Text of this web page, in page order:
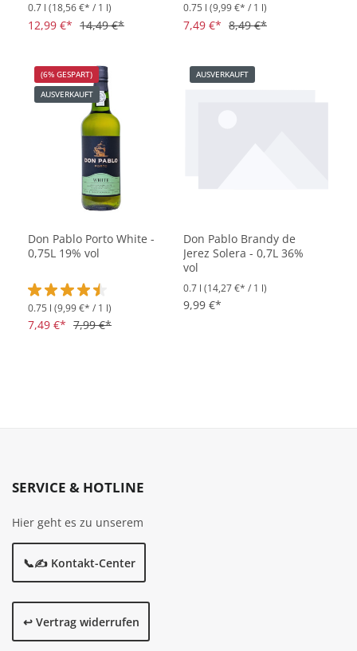
Durchschnittliche Bewertung von 4.9 von 5 Sternen
0.7 l (18,56 €* / 1 l)
12,99 €* 14,49 €*
Durchschnittliche Bewertung
0.75 l (9,99 €* / 1 l)
7,49 €* 8,49 €*
(6% GESPART)
AUSVERKAUFT
Don Pablo Porto White -
0,75L 19% vol
Durchschnittliche Bewertung von 4.5 von 5 Sternen
0.75 l (9,99 €* / 1 l)
7,49 €* 7,99 €*
AUSVERKAUFT
Don Pablo Brandy de
Jerez Solera - 0,7L 36%
vol
0.7 l (14,27 €* / 1 l)
9,99 €*
SERVICE & HOTLINE
Hier geht es zu unserem
📞✍️ Kontakt-Center
↩️ Vertrag widerrufen